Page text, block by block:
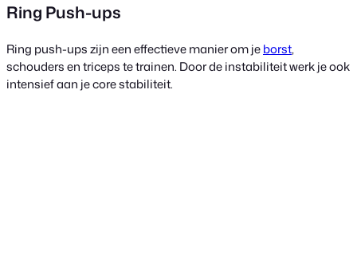
Ring Push-ups
Ring push-ups zijn een effectieve manier om jeborst,
schouders en triceps te trainen. Door de instabiliteit werk je ook
intensief aan je core stabiliteit.